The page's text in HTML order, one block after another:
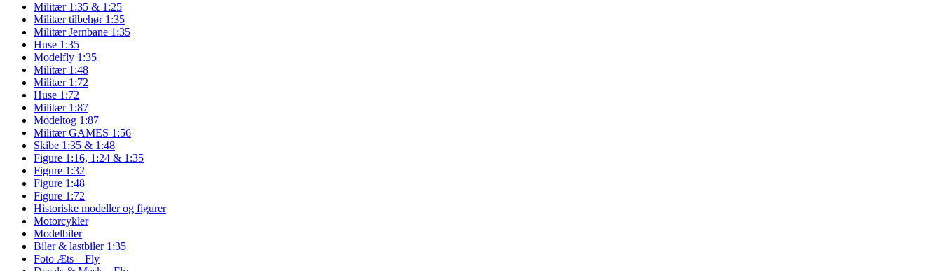
Militær 1:35 & 1:25
Militær tilbehør 1:35
Militær Jernbane 1:35
Huse 1:35
Modelfly 1:35
Militær 1:48
Militær 1:72
Huse 1:72
Militær 1:87
Modeltog 1:87
Militær GAMES 1:56
Skibe 1:35 & 1:48
Figure 1:16, 1:24 & 1:35
Figure 1:32
Figure 1:48
Figure 1:72
Historiske modeller og figurer
Motorcykler
Modelbiler
Biler & lastbiler 1:35
Foto Æts – Fly